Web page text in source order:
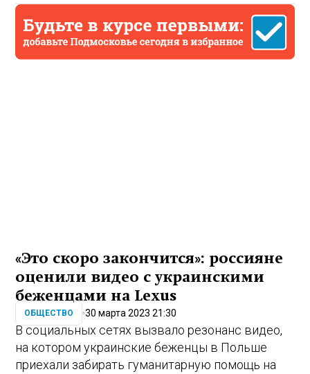
«Это скоро закончится»: россияне
оценили видео с украинскими
беженцами на Lexus
ОБЩЕСТВО 30 марта 2023 21:30
В социальных сетях вызвало резонанс видео,
на котором украинские беженцы в Польше
приехали забирать гуманитарную помощь на